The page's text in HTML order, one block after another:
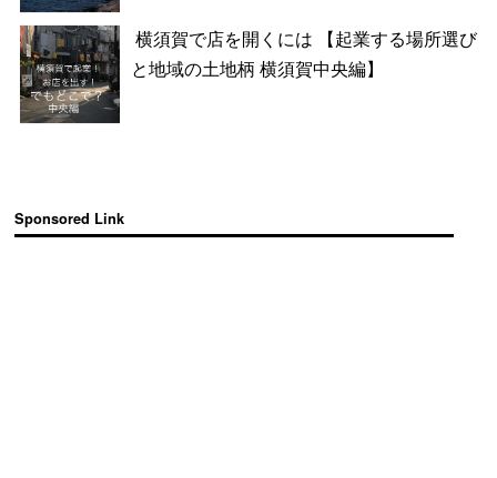
横須賀で店を開くには 【起業する場所選び
と地域の土地柄 横須賀中央編】
Sponsored Link